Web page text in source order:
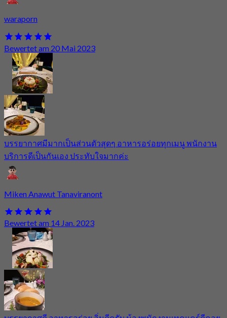
waraporn
Bewertet am 20 Mai 2023
บรรยากาศมีมากเป็นส่วนตัวสุดๆ อาหารอร่อยทุกเมนู พนักงาน
บริการดีเป็นกันเอง ประทับใจมากค่ะ
Miken Anawut Tanaviranont
Bewertet am 14 Jan. 2023